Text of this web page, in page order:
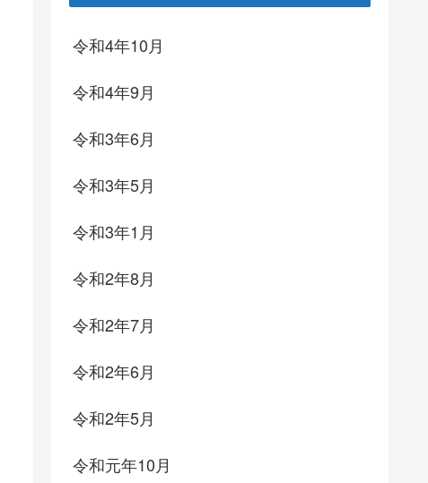
令和4年10月
令和4年9月
令和3年6月
令和3年5月
令和3年1月
令和2年8月
令和2年7月
令和2年6月
令和2年5月
令和元年10月